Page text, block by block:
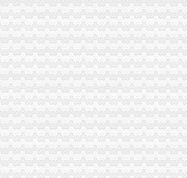
申报表填写热点问题-搜狐滚动
纳税人增值税申报表样表
网
般纳税人适用）
人申请表_增值税_一般纳税人_申请表_认定_图
般纳税人适用）及附列资料
决-阿里巴巴生意经
纳税申报表顺序_搜狐时尚_搜狐网
申报表培训—在线播放—优酷网,高清在线
纳税人|增值税纳税申报表下载__飞翔下载
般纳税人申报表培训-原创-搜狐
报表培训课件
新浪博客
100篇第一文库网